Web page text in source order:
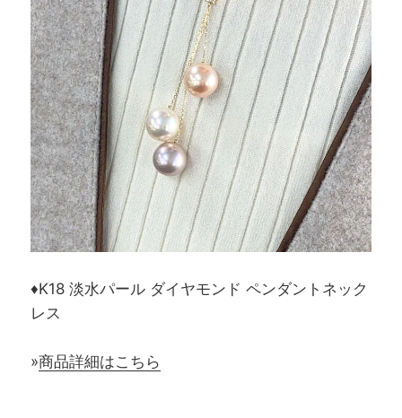
♦K18 淡水パール ダイヤモンド ペンダントネック
レス
»商品詳細はこちら